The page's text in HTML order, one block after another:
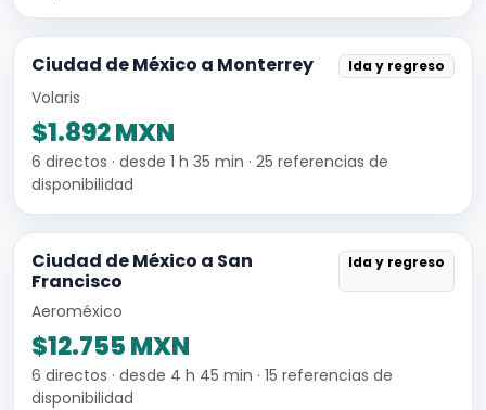
Ciudad de México a Monterrey Ida y regreso
Volaris
$1.892 MXN
6 directos · desde 1 h 35 min · 25 referencias de
disponibilidad
Ciudad de México a San
Francisco
Ida y regreso
Aeroméxico
$12.755 MXN
6 directos · desde 4 h 45 min · 15 referencias de
disponibilidad